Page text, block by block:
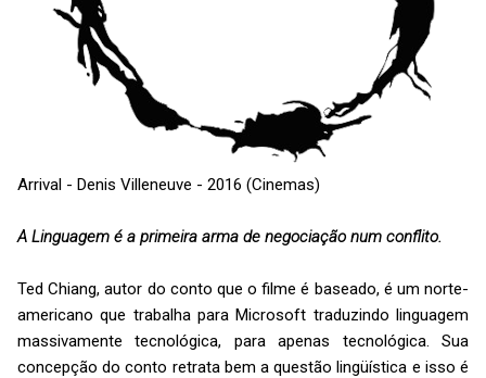
Arrival - Denis Villeneuve - 2016 (Cinemas)
A Linguagem é a primeira arma de negociação num conflito.
Ted Chiang, autor do conto que o filme é baseado, é um norte-
americano que trabalha para Microsoft traduzindo linguagem
massivamente tecnológica, para apenas tecnológica. Sua
concepção do conto retrata bem a questão lingüística e isso é